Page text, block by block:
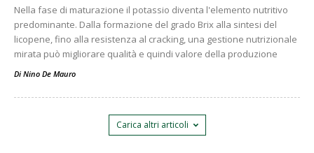
Nella fase di maturazione il potassio diventa l'elemento nutritivo
predominante. Dalla formazione del grado Brix alla sintesi del
licopene, fino alla resistenza al cracking, una gestione nutrizionale
mirata può migliorare qualità e quindi valore della produzione
Di Nino De Mauro
Carica altri articoli